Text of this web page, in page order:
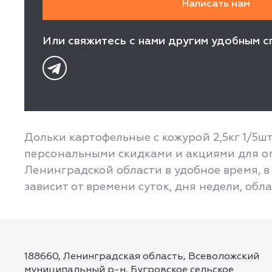
Или свяжитесь с нами другим удобным
Дольки картофельные с кожурой 2,5кг 1/
персональными скидками и акциями для
Ленинградской области в удобное время,
зависит от времени суток, дня недели,
188660, Ленинградская область, Всеволожский